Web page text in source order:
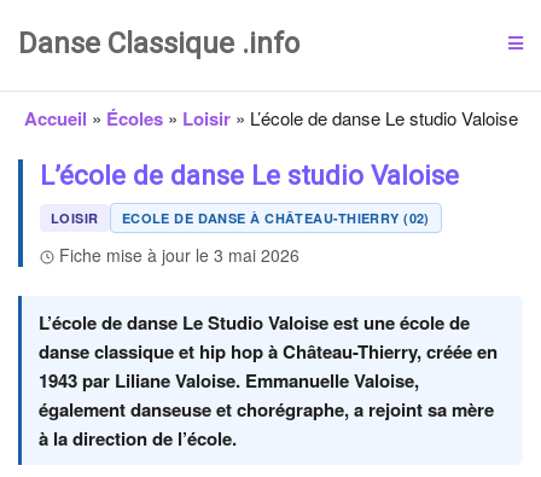
Danse Classique .info
Accueil » Écoles» Loisir» L’école de danse Le studio Valoise
L’école de danse Le studio Valoise
LOISIR ECOLE DE DANSE À CHÂTEAU-THIERRY (02)
Fiche mise à jour le 3 mai 2026
L’école de danse Le Studio Valoise est une école de
danse classique et hip hop à Château-Thierry, créée en
1943 par Liliane Valoise. Emmanuelle Valoise,
également danseuse et chorégraphe, a rejoint sa mère
à la direction de l’école.